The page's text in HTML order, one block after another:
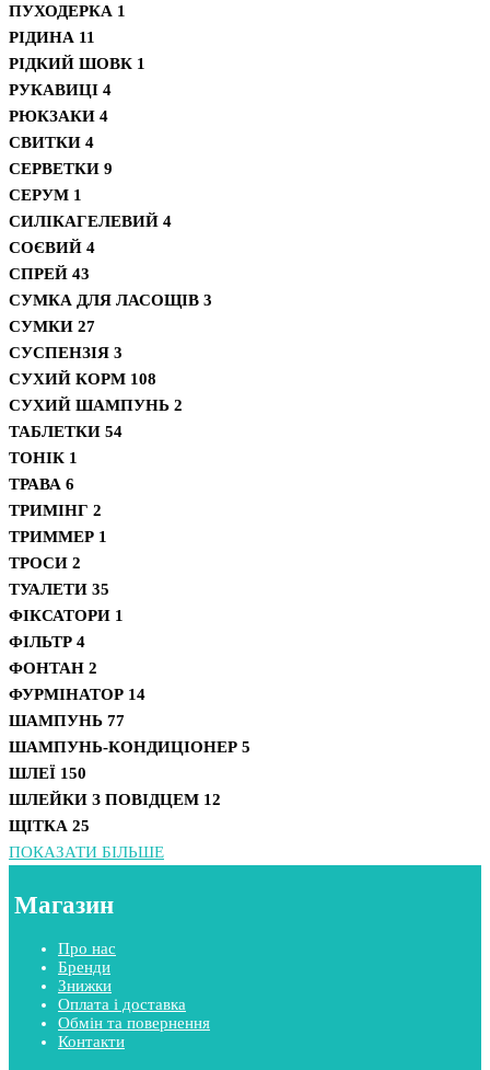
ПУХОДЕРКА 1
РІДИНА 11
РІДКИЙ ШОВК 1
РУКАВИЦІ 4
РЮКЗАКИ 4
СВИТКИ 4
СЕРВЕТКИ 9
СЕРУМ 1
СИЛІКАГЕЛЕВИЙ 4
СОЄВИЙ 4
СПРЕЙ 43
СУМКА ДЛЯ ЛАСОЩІВ 3
СУМКИ 27
СУСПЕНЗІЯ 3
СУХИЙ КОРМ 108
СУХИЙ ШАМПУНЬ 2
ТАБЛЕТКИ 54
ТОНІК 1
ТРАВА 6
ТРИМІНГ 2
ТРИММЕР 1
ТРОСИ 2
ТУАЛЕТИ 35
ФІКСАТОРИ 1
ФІЛЬТР 4
ФОНТАН 2
ФУРМІНАТОР 14
ШАМПУНЬ 77
ШАМПУНЬ-КОНДИЦІОНЕР 5
ШЛЕЇ 150
ШЛЕЙКИ З ПОВІДЦЕМ 12
ЩІТКА 25
ПОКАЗАТИ БІЛЬШЕ
Магазин
Про нас
Бренди
Знижки
Оплата і доставка
Обмін та повернення
Контакти